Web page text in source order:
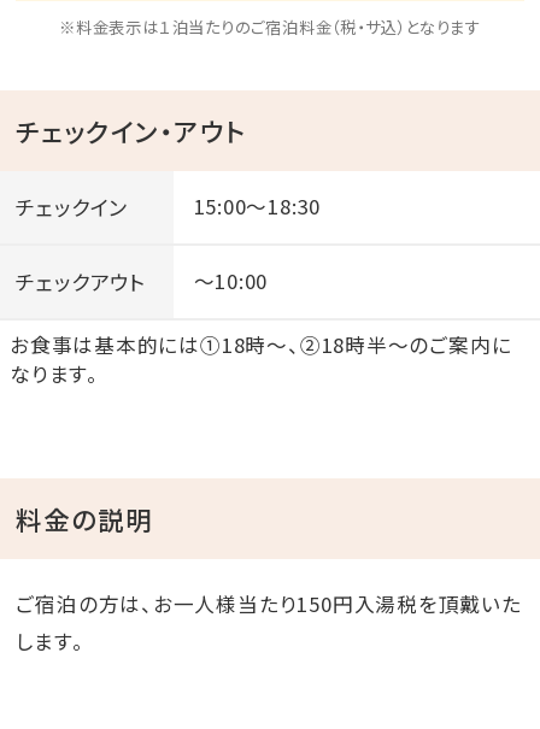
※料金表示は１泊当たりのご宿泊料金（税・サ込）となります
チェックイン・アウト
チェックイン 15:00～18:30
チェックアウト ～10:00
お食事は基本的には①18時～、②18時半～のご案内に
なります。
料金の説明
ご宿泊の方は、お一人様当たり150円入湯税を頂戴いた
します。